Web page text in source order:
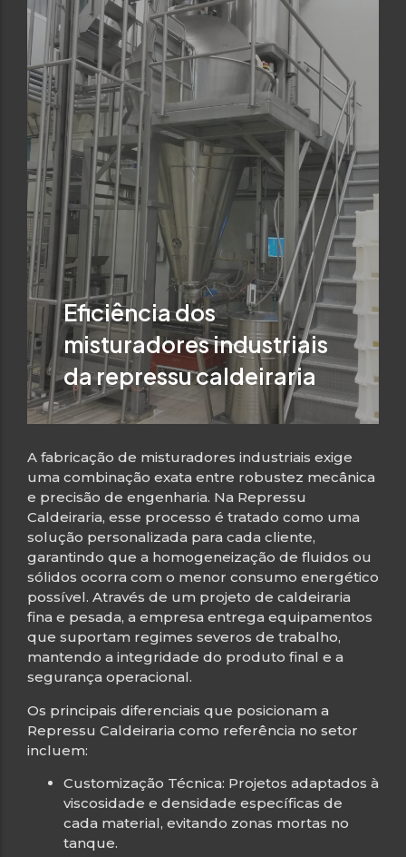
Eficiência dos
misturadores industriais
da repressu caldeiraria
A fabricação de misturadores industriais exige
uma combinação exata entre robustez mecânica
e precisão de engenharia. Na Repressu
Caldeiraria, esse processo é tratado como uma
solução personalizada para cada cliente,
garantindo que a homogeneização de fluidos ou
sólidos ocorra com o menor consumo energético
possível. Através de um projeto de caldeiraria
fina e pesada, a empresa entrega equipamentos
que suportam regimes severos de trabalho,
mantendo a integridade do produto final e a
segurança operacional.
Os principais diferenciais que posicionam a
Repressu Caldeiraria como referência no setor
incluem:
Customização Técnica: Projetos adaptados à
viscosidade e densidade específicas de
cada material, evitando zonas mortas no
tanque.